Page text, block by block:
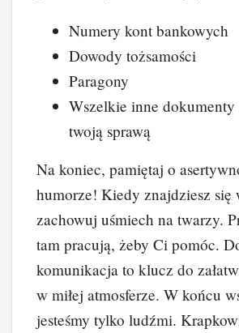
Numery kont bankowych
Dowody tożsamości
Paragony
Wszelkie inne dokumenty
twoją sprawą
Na koniec, pamiętaj o
humorze! Kiedy znajdziesz się
zachowuj uśmiech na twarzy.
tam pracują, żeby Ci pomóc.
komunikacja to klucz do
w miłej atmosferze. W końcu
jesteśmy tylko ludźmi.